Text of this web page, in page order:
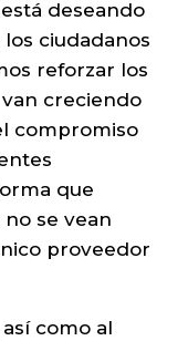
deseando
ciudadanos
reforzar los
creciendo
compromiso
que
no se vean
proveedor
como al